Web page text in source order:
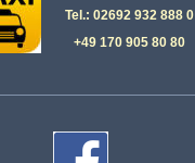
Tel.: 02692 932 888 0
+49 170 905 80 80